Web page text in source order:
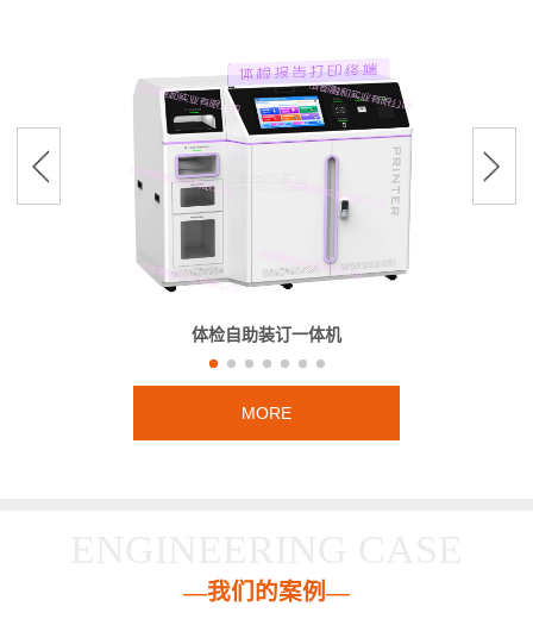
体检自助装订一体机
MORE
—我们的案例—